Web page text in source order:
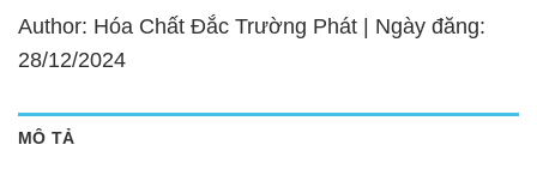
Author: Hóa Chất Đắc Trường Phát | Ngày đăng:
28/12/2024
MÔ TẢ